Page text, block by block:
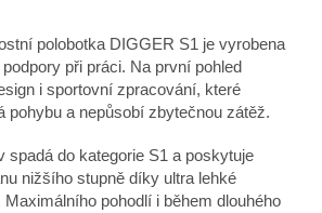
polobotka DIGGER S1 je vyrobena
při práci. Na první pohled
i sportovní zpracování, které
pohybu a nepůsobí zbytečnou zátěž.
spadá do kategorie S1 a poskytuje
nižšího stupně díky ultra lehké
pohodlí i během dlouhého